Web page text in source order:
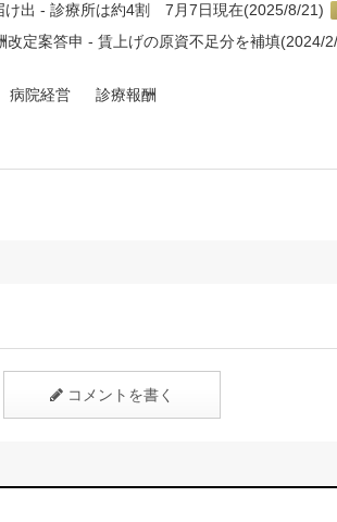
け出 - 診療所は約4割 7月7日現在(2025/8/21)
改定案答申 - 賃上げの原資不足分を補填(2024/
病院経営 診療報酬
コメントを書く